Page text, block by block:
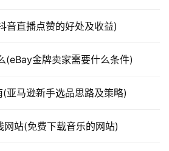
音直播点赞的好处及收益)
(eBay金牌卖家需要什么条件)
亚马逊新手选品思路及策略)
站(免费下载音乐的网站)